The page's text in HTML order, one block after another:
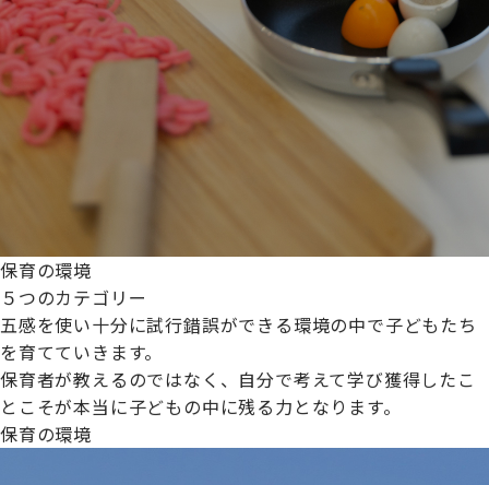
保育の環境
５つのカテゴリー
五感を使い十分に試行錯誤ができる環境の中で子どもたち
を育てていきます。
保育者が教えるのではなく、自分で考えて学び獲得したこ
とこそが本当に子どもの中に残る力となります。
保育の環境